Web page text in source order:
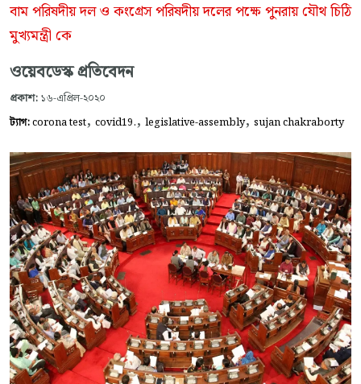
বাম পরিষদীয় দল ও কংগ্রেস পরিষদীয় দলের পক্ষে পুনরায় যৌথ চিঠি
মুখ্যমন্ত্রী কে
ওয়েবডেস্ক প্রতিবেদন
প্রকাশ: ১৬-এপ্রিল-২০২০
ট্যাগ:corona test, covid19., legislative-assembly, sujan chakraborty